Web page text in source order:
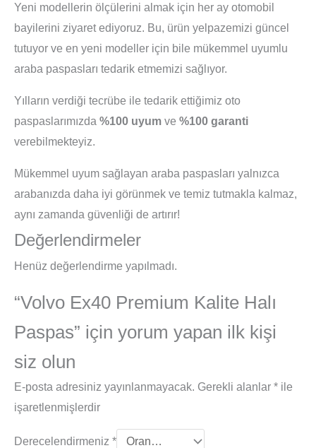
Yeni modellerin ölçülerini almak için her ay otomobil
bayilerini ziyaret ediyoruz. Bu, ürün yelpazemizi güncel
tutuyor ve en yeni modeller için bile mükemmel uyumlu
araba paspasları tedarik etmemizi sağlıyor.
Yılların verdiği tecrübe ile tedarik ettiğimiz oto
paspaslarımızda %100 uyum ve %100 garanti
verebilmekteyiz.
Mükemmel uyum sağlayan araba paspasları yalnızca
arabanızda daha iyi görünmek ve temiz tutmakla kalmaz,
aynı zamanda güvenliği de artırır!
Değerlendirmeler
Henüz değerlendirme yapılmadı.
“Volvo Ex40 Premium Kalite Halı
Paspas” için yorum yapan ilk kişi
siz olun
E-posta adresiniz yayınlanmayacak. Gerekli alanlar * ile
işaretlenmişlerdir
Derecelendirmeniz *